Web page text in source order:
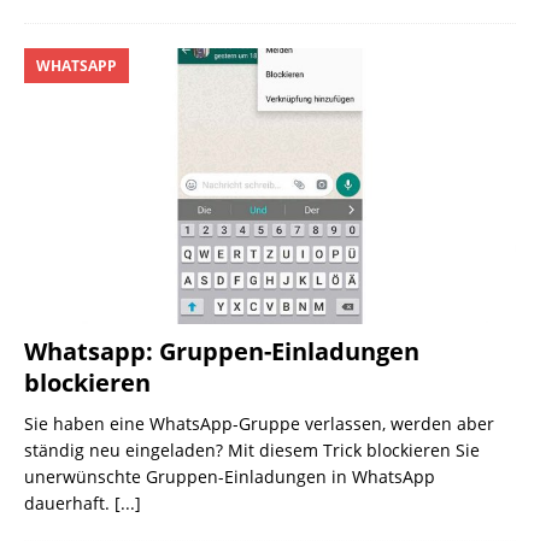
Whatsapp: Gruppen-Einladungen
blockieren
WHATSAPP
Sie haben eine WhatsApp-Gruppe verlassen, werden aber
ständig neu eingeladen? Mit diesem Trick blockieren Sie
unerwünschte Gruppen-Einladungen in WhatsApp
dauerhaft. [...]